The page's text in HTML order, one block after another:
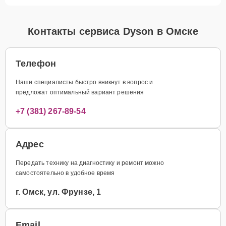
Контакты сервиса Dyson в Омске
Телефон
Наши специалисты быстро вникнут в вопрос и
предложат оптимальный вариант решения
+7 (381) 267-89-54
Адрес
Передать технику на диагностику и ремонт можно
самостоятельно в удобное время
г. Омск, ул. Фрунзе, 1